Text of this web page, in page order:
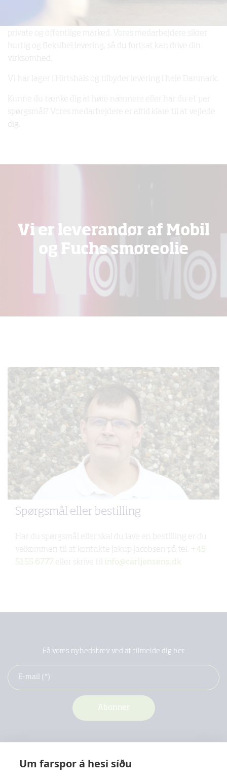
private og offentlige marked. Vores medarbejdere sikrer
hurtig og fleksibel levering, så du fortsat kan drive din
virksomhed.
Vi har lager i Hirtshals og tilbyder levering i hele Danmark.
Kunne du tænke dig at høre nærmere eller har du et par
spørgsmål? Vores medarbejdere er altid klare til at vejlede
dig.
Vi er leverandør af Mobil
og Fuchs smøreolie
Spørgsmål eller bestilling
Har du spørgsmål eller skal du lave en bestilling er du
velkommen til at kontakte Jakup Jacobsen på tel.
+45
5155 6777 eller skrive til info@carljensens.dk
Få vores nyhedsbrev ved at tilmelde dig her
Um farspor á hesi síðu